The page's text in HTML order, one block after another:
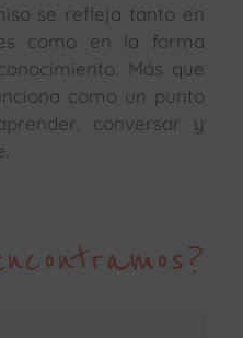
se refleja tanto en
como en la forma
Más que
como un punto
conversar y